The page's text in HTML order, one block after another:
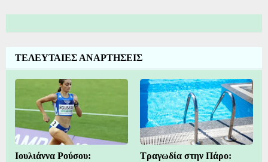
ΤΕΛΕΥΤΑΙΕΣ ΑΝΑΡΤΗΣΕΙΣ
Ιουλιάννα Ρούσου:
Τραγωδία στην Πάρο: